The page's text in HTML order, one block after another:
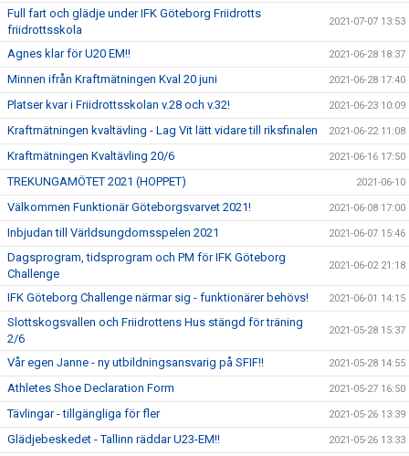
Full fart och glädje under IFK Göteborg Friidrotts
friidrottsskola
2021-07-07 13:53
Agnes klar för U20 EM!! 2021-06-28 18:37
Minnen ifrån Kraftmätningen Kval 20 juni 2021-06-28 17:40
Platser kvar i Friidrottsskolan v.28 och v.32! 2021-06-23 10:09
Kraftmätningen kvaltävling - Lag Vit lätt vidare till riksfinalen 2021-06-22 11:08
Kraftmätningen Kvaltävling 20/6 2021-06-16 17:50
TREKUNGAMÖTET 2021 (HOPPET) 2021-06-10
Välkommen Funktionär Göteborgsvarvet 2021! 2021-06-08 17:00
Inbjudan till Världsungdomsspelen 2021 2021-06-07 15:46
Dagsprogram, tidsprogram och PM för IFK Göteborg
Challenge
2021-06-02 21:18
IFK Göteborg Challenge närmar sig - funktionärer behövs! 2021-06-01 14:15
Slottskogsvallen och Friidrottens Hus stängd för träning
2/6
2021-05-28 15:37
Vår egen Janne - ny utbildningsansvarig på SFIF!! 2021-05-28 14:55
Athletes Shoe Declaration Form 2021-05-27 16:50
Tävlingar - tillgängliga för fler 2021-05-26 13:39
Glädjebeskedet - Tallinn räddar U23-EM!! 2021-05-26 13:33